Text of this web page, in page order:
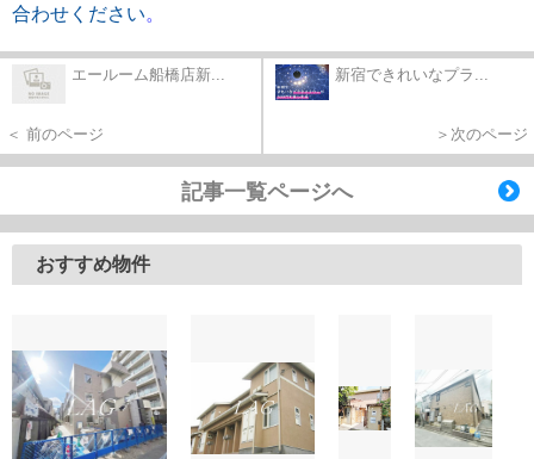
合わせください。
エールーム船橋店新...
＜ 前のページ
新宿できれいなプラ...
＞次のページ
記事一覧ページへ
おすすめ物件